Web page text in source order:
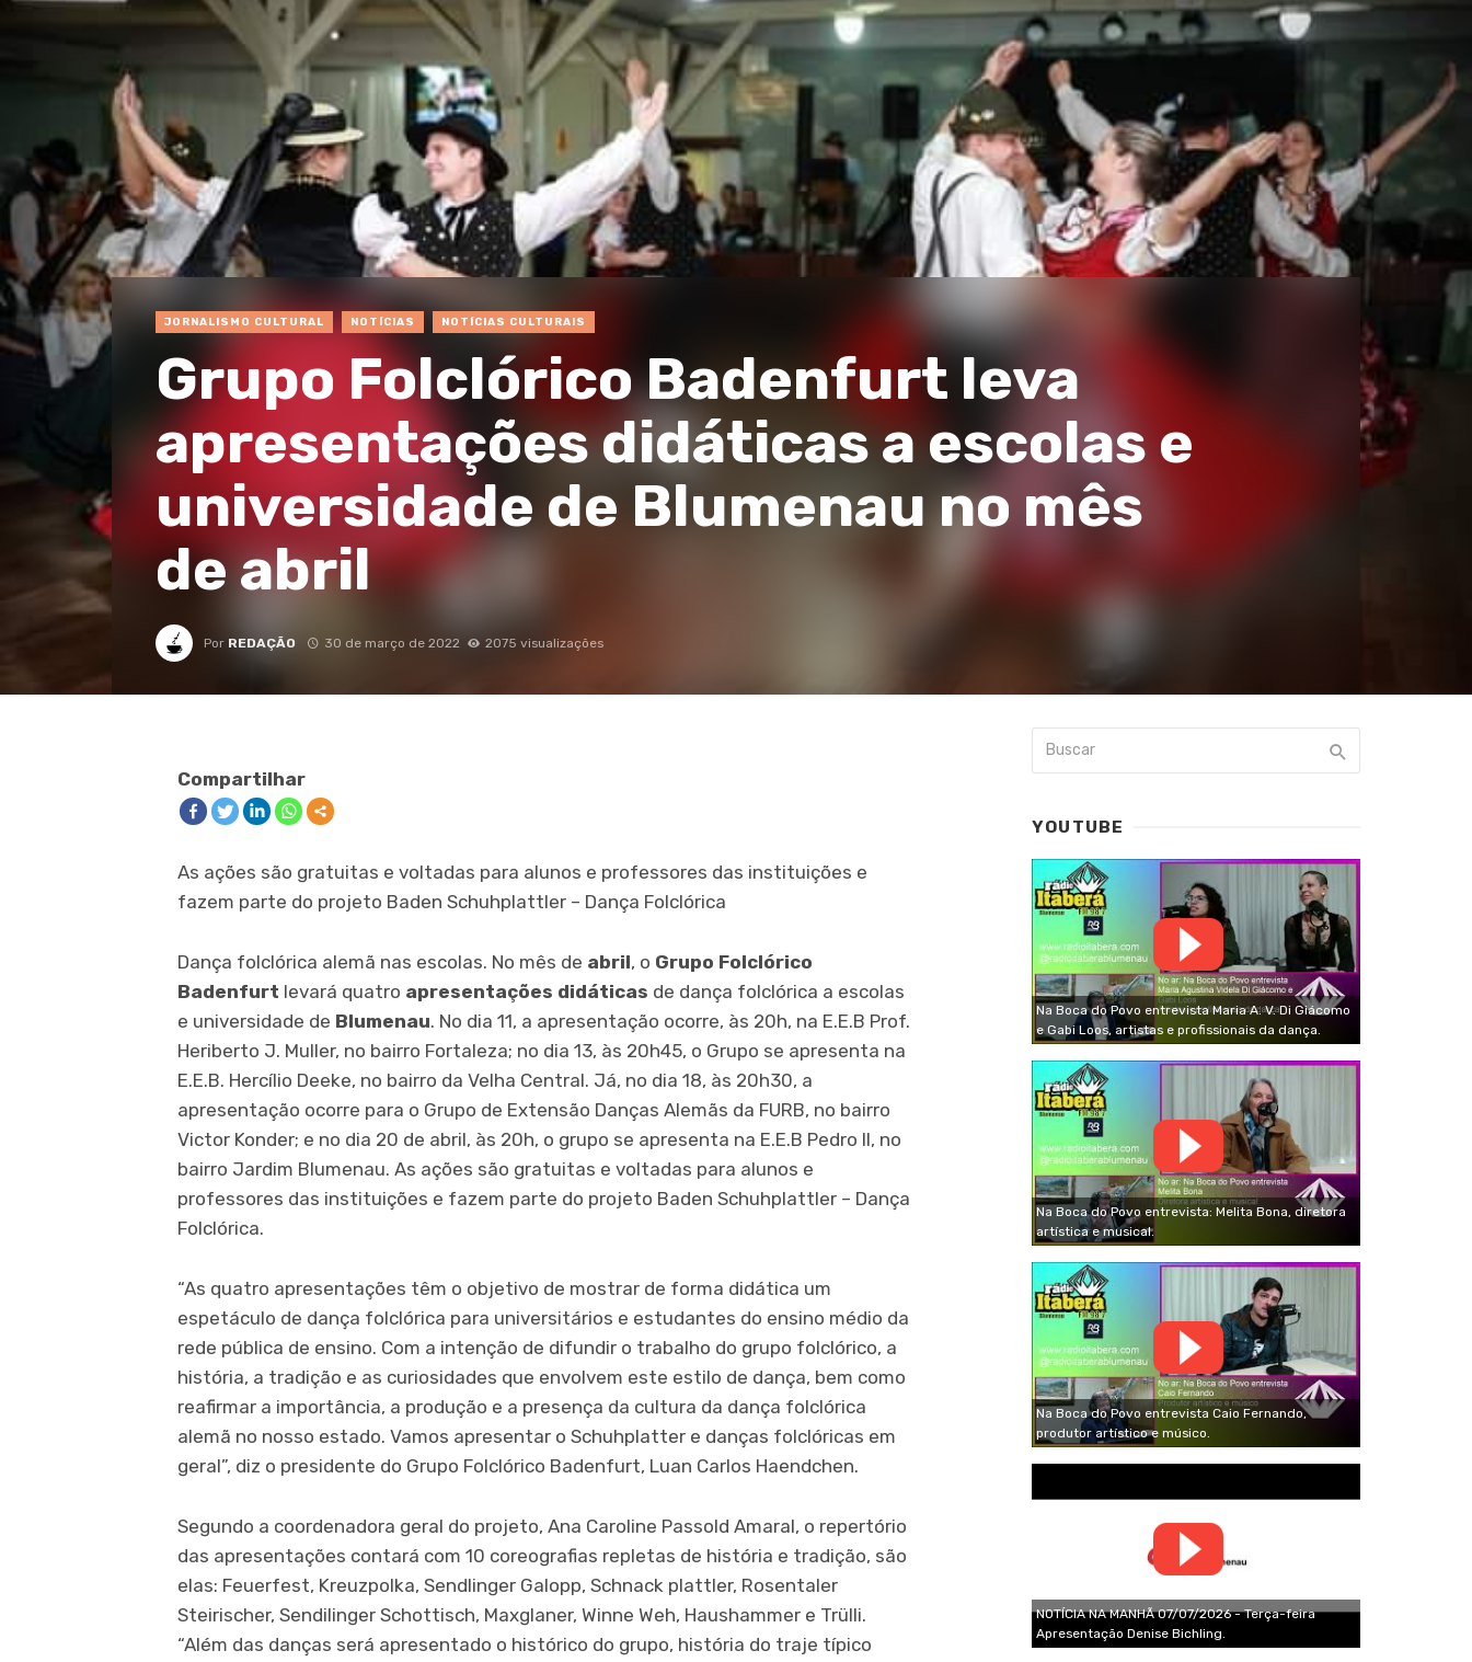
JORNALISMO CULTURAL NOTÍCIAS NOTÍCIAS CULTURAIS
Grupo Folclórico Badenfurt leva
apresentações didáticas a escolas e
universidade de Blumenau no mês
de abril
Por REDAÇÃO 30 de março de 2022 2075 visualizações
Compartilhar
As ações são gratuitas e voltadas para alunos e professores das instituições e
fazem parte do projeto Baden Schuhplattler – Dança Folclórica
Dança folclórica alemã nas escolas. No mês de abril, o Grupo Folclórico
Badenfurt levará quatro apresentações didáticas de dança folclórica a escolas
e universidade de Blumenau. No dia 11, a apresentação ocorre, às 20h, na E.E.B Prof.
Heriberto J. Muller, no bairro Fortaleza; no dia 13, às 20h45, o Grupo se apresenta na
E.E.B. Hercílio Deeke, no bairro da Velha Central. Já, no dia 18, às 20h30, a
apresentação ocorre para o Grupo de Extensão Danças Alemãs da FURB, no bairro
Victor Konder; e no dia 20 de abril, às 20h, o grupo se apresenta na E.E.B Pedro II, no
bairro Jardim Blumenau. As ações são gratuitas e voltadas para alunos e
professores das instituições e fazem parte do projeto Baden Schuhplattler – Dança
Folclórica.
“As quatro apresentações têm o objetivo de mostrar de forma didática um
espetáculo de dança folclórica para universitários e estudantes do ensino médio da
rede pública de ensino. Com a intenção de difundir o trabalho do grupo folclórico, a
história, a tradição e as curiosidades que envolvem este estilo de dança, bem como
reafirmar a importância, a produção e a presença da cultura da dança folclórica
alemã no nosso estado. Vamos apresentar o Schuhplatter e danças folclóricas em
geral”, diz o presidente do Grupo Folclórico Badenfurt, Luan Carlos Haendchen.
Segundo a coordenadora geral do projeto, Ana Caroline Passold Amaral, o repertório
das apresentações contará com 10 coreografias repletas de história e tradição, são
elas: Feuerfest, Kreuzpolka, Sendlinger Galopp, Schnack plattler, Rosentaler
Steirischer, Sendilinger Schottisch, Maxglaner, Winne Weh, Haushammer e Trülli.
“Além das danças será apresentado o histórico do grupo, história do traje típico
YOUTUBE
Na Boca do Povo entrevista Maria A. V. Di Giácomo
e Gabi Loos, artistas e profissionais da dança.
Na Boca do Povo entrevista: Melita Bona, diretora
artística e musical.
Na Boca do Povo entrevista Caio Fernando,
produtor artístico e músico.
NOTÍCIA NA MANHÃ 07/07/2026 - Terça-feira
Apresentação Denise Bichling.